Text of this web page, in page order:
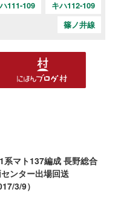
111-109
キハ112-109
篠ノ井線
系マト137編成 長野総合
ンター出場回送
3/9）